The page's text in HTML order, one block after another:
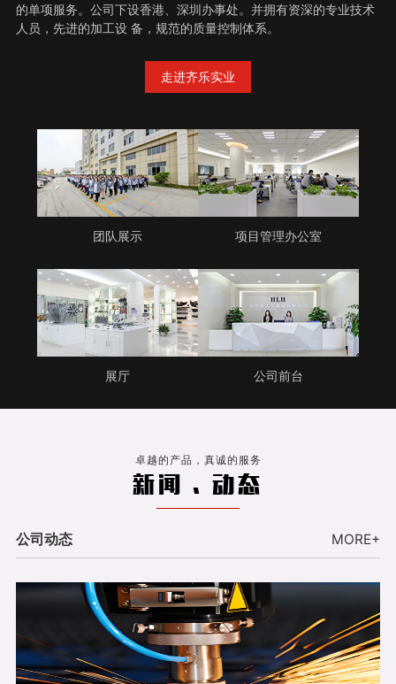
的单项服务。公司下设香港、深圳办事处。并拥有资深的专业技术
人员，先进的加工设 备，规范的质量控制体系。
走进齐乐实业
团队展示 项目管理办公室
展厅 公司前台
卓越的产品，真诚的服务
新闻 . 动态
公司动态 MORE+